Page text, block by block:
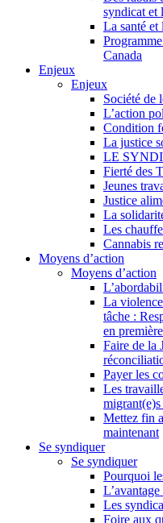
syndicat et
La santé et
Canada
Enjeux
Enjeux
Société de
L’action
Condition
La justice
LE
Fierté des
Jeunes
Justice
La
Les
Cannabis
Moyens d’action
Moyens d’action
La
tâche :
en
Faire de la
Payer les
Les
Mettez fin
maintenant
Se syndiquer
Se syndiquer
Pourquoi
Les
Foire aux